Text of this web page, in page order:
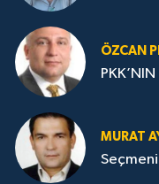
ÖZCAN
MURAT